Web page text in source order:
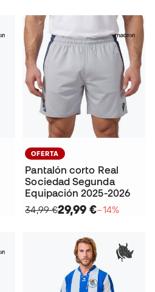
OFERTA
Pantalón corto Real
Sociedad Segunda
Equipación 2025-2026
34,99 €29,99 €−14%